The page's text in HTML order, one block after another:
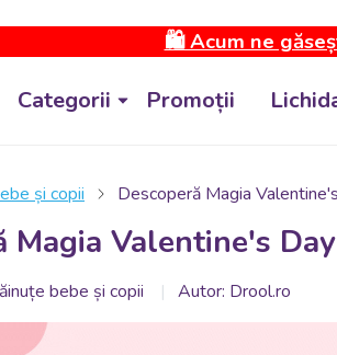
🛍️ Acum ne
Categorii Promoții
și copii Descoperă Magia
Magia Valentine's
bebe și copii Autor: Drool.ro